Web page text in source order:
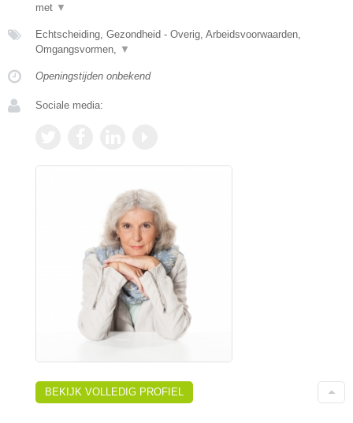
met ▼
Echtscheiding, Gezondheid - Overig, Arbeidsvoorwaarden,
Omgangsvormen,
▼
Openingstijden onbekend
Sociale media:
BEKIJK VOLLEDIG PROFIEL